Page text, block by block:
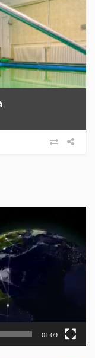
01:09